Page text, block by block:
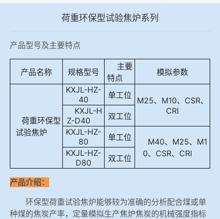
球团矿/烧结矿/块矿高温冶金性能检测系统
烧结/球团优化配矿研究设备
高炉配吹煤检测设备
冶金渣、保护渣等高温物性检测设备
冶金石灰活性度测定仪
矿石、焦炭物理检测及制样设备
工业分析、测硫仪等
视频观赏
标准下载
联系LEwin乐玩
荷重环保型试验焦炉系列
产品型号及主要特点
产品名称 规格型号
主要
特点
模拟参数
荷重环保型
试验焦炉
KXJL-HZ-
40
单工位
M25、M10、CSR、
CRI
KXJL-H
Z-D40
双工位
KXJL-HZ-
80
单工位
M40、M25、M1
0、CSR、CRI
KXJL-HZ-
D80
双工位
产品介绍：
环保型荷重试验焦炉能够较为准确的分析配合煤或单
种煤的焦炭产率，定量模拟生产焦炉焦炭的机械强度指标